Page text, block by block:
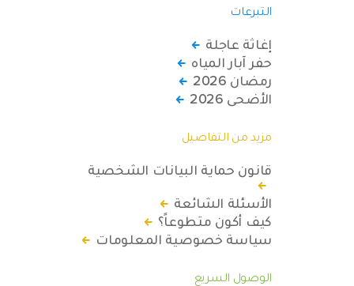
التبرعات
إغاثة عاجلة
حفر آبار المياه
رمضان 2026
الأضحى 2026
مزيد من التفاصيل
قانون حماية البيانات الشخصية
الأسئلة الشائعة
كيف أكون متطوعاً؟
سياسة خصوصية المعلومات
الوصول السريع